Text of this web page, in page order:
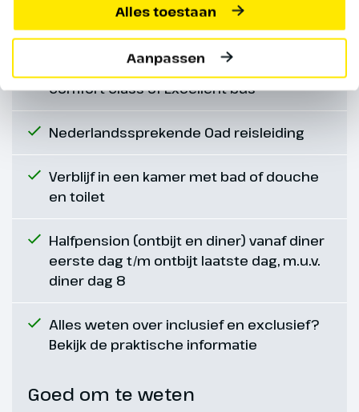
Alles toestaan
Aanpassen
de route door het Nationale Park
Jostedalsbreen. Hier bevindt
zich de gelijknamige gletsjer met
maar liefst 100 km lengte. Er zijn
diverse zijarmen, waarvan we de
Bøyabreen van afstand
bewonderen. Ook brengen we
een bezoek aan het
Gletsjermuseum (€) met een
prachtig uitzicht over het
Jølstrameer hebt.
Rondreis volgens programma per
Comfort Class of Excellent bus
Nederlandssprekende Oad reisleiding
Verblijf in een kamer met bad of douche
en toilet
Halfpension (ontbijt en diner) vanaf diner
eerste dag t/m ontbijt laatste dag, m.u.v.
diner dag 8
Alles weten over inclusief en exclusief?
Bekijk de praktische informatie
Goed om te weten